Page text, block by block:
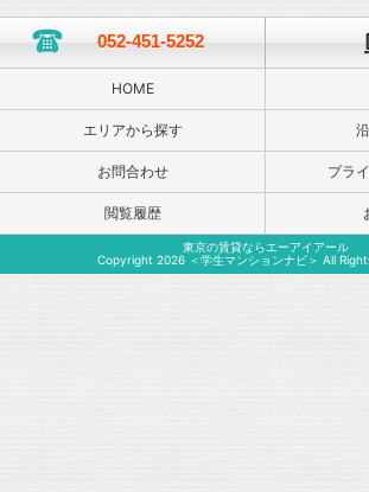
052-451-5252
HOME
エリアから探す
お問合わせ プラ
閲覧履歴
東京の賃貸ならエーアイアール
Copyright 2026 ＜学生マンションナビ＞ All